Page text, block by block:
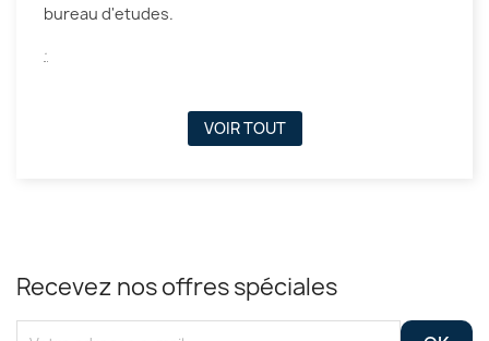
bureau d'etudes.
.
VOIR TOUT
Recevez nos offres spéciales